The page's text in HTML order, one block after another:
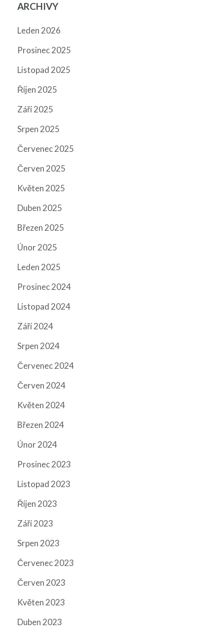
ARCHIVY
Leden 2026
Prosinec 2025
Listopad 2025
Říjen 2025
Září 2025
Srpen 2025
Červenec 2025
Červen 2025
Květen 2025
Duben 2025
Březen 2025
Únor 2025
Leden 2025
Prosinec 2024
Listopad 2024
Září 2024
Srpen 2024
Červenec 2024
Červen 2024
Květen 2024
Březen 2024
Únor 2024
Prosinec 2023
Listopad 2023
Říjen 2023
Září 2023
Srpen 2023
Červenec 2023
Červen 2023
Květen 2023
Duben 2023